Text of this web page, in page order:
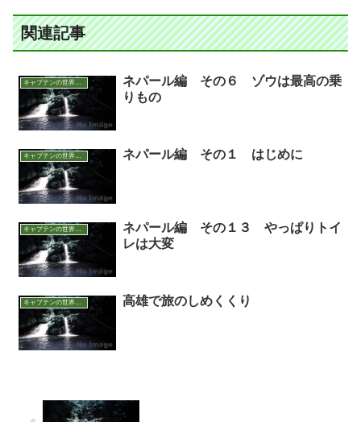
関連記事
キャプテンの世界アウトドア面白話
ネパール編 その６ ゾウは最高の乗
りもの
キャプテンの世界アウトドア面白話 ネパール編 その１ はじめに
キャプテンの世界アウトドア面白話
ネパール編 その１３ やっぱりトイ
レは大変
キャプテンの世界アウトドア面白話 高雄で旅のしめくくり